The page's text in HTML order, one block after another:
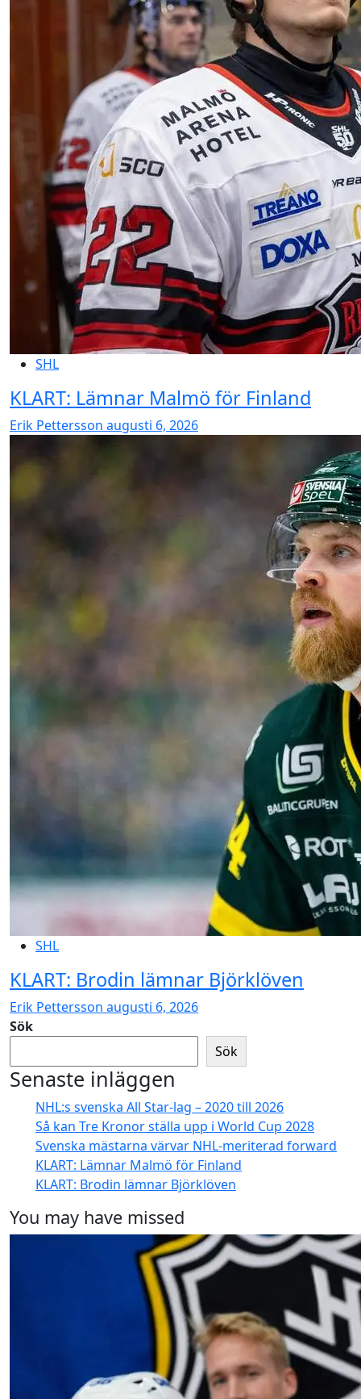
SHL
KLART: Lämnar Malmö för Finland
Erik Pettersson augusti 6, 2026
SHL
KLART: Brodin lämnar Björklöven
Erik Pettersson augusti 6, 2026
Sök
Sök
Senaste inläggen
NHL:s svenska All Star-lag – 2020 till 2026
Så kan Tre Kronor ställa upp i World Cup 2028
Svenska mästarna värvar NHL-meriterad forward
KLART: Lämnar Malmö för Finland
KLART: Brodin lämnar Björklöven
You may have missed